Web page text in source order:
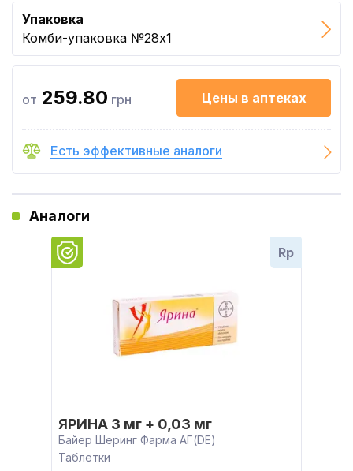
Упаковка
Комби-упаковка №28x1
от 259.80 грн Цены в аптеках
Есть эффективные аналоги
Аналоги
Rp
ЯРИНА 3 мг + 0,03 мг
Байер Шеринг Фарма АГ(DE)
Таблетки